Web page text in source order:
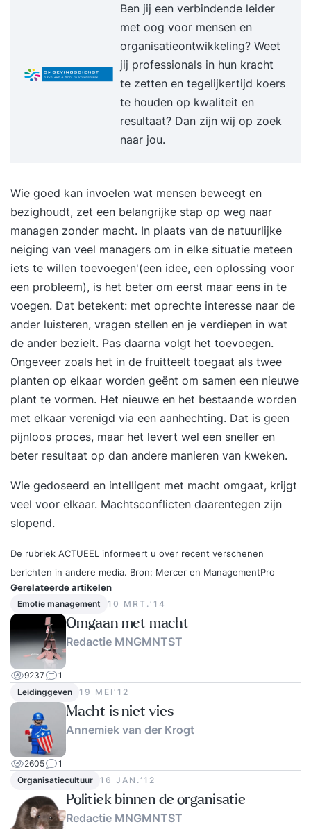
Ben jij een verbindende leider
met oog voor mensen en
organisatieontwikkeling? Weet
jij professionals in hun kracht
te zetten en tegelijkertijd koers
te houden op kwaliteit en
resultaat? Dan zijn wij op zoek
naar jou.
Wie goed kan invoelen wat mensen beweegt en
bezighoudt, zet een belangrijke stap op weg naar
managen zonder macht. In plaats van de natuurlijke
neiging van veel managers om in elke situatie meteen
iets te willen toevoegen'(een idee, een oplossing voor
een probleem), is het beter om eerst maar eens in te
voegen. Dat betekent: met oprechte interesse naar de
ander luisteren, vragen stellen en je verdiepen in wat
de ander bezielt. Pas daarna volgt het toevoegen.
Ongeveer zoals het in de fruitteelt toegaat als twee
planten op elkaar worden geënt om samen een nieuwe
plant te vormen. Het nieuwe en het bestaande worden
met elkaar verenigd via een aanhechting. Dat is geen
pijnloos proces, maar het levert wel een sneller en
beter resultaat op dan andere manieren van kweken.
Wie gedoseerd en intelligent met macht omgaat, krijgt
veel voor elkaar. Machtsconflicten daarentegen zijn
slopend.
De rubriek ACTUEEL informeert u over recent verschenen
berichten in andere media. Bron: Mercer en ManagementPro
Gerelateerde artikelen
Emotie management 10 MRT.‘14
Omgaan met macht
Redactie MNGMNTST
9237
1
Leidinggeven
19 MEI‘12
Macht is niet vies
Annemiek van der Krogt
2605
1
Organisatiecultuur
16 JAN.‘12
Politiek binnen de organisatie
Redactie MNGMNTST